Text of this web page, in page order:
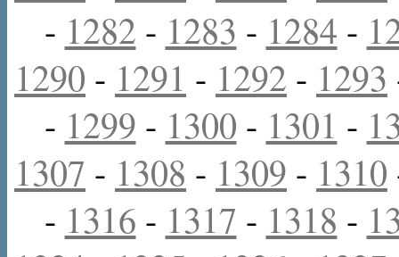
- 1282 - 1283 - 1284 -
1290 - 1291 - 1292 - 1293
- 1299 - 1300 - 1301 -
1307 - 1308 - 1309 - 1310
- 1316 - 1317 - 1318 -